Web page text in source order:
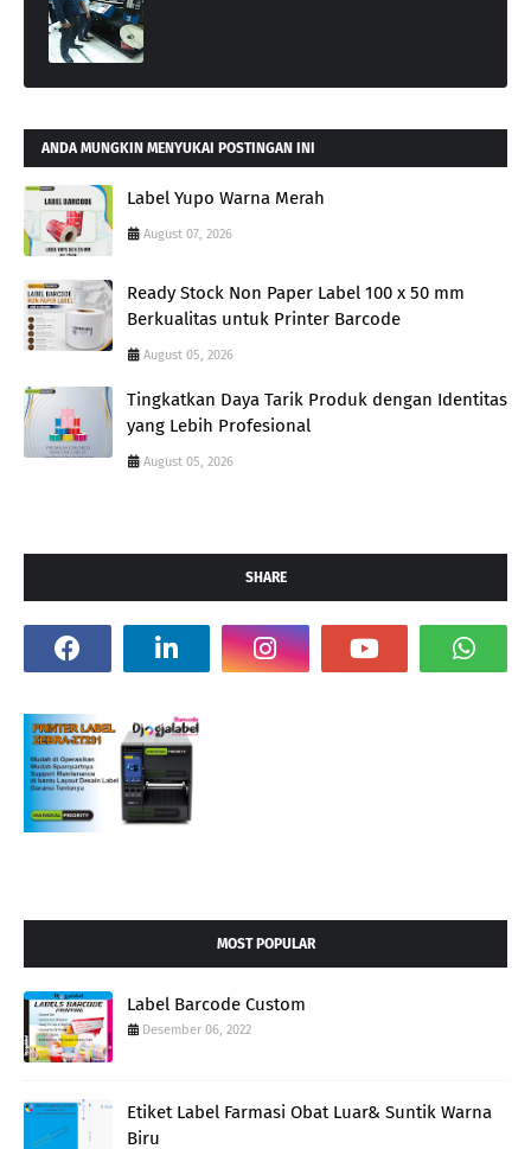
ANDA MUNGKIN MENYUKAI POSTINGAN INI
Label Yupo Warna Merah
August 07, 2026
Ready Stock Non Paper Label 100 x 50 mm
Berkualitas untuk Printer Barcode
August 05, 2026
Tingkatkan Daya Tarik Produk dengan Identitas
yang Lebih Profesional
August 05, 2026
SHARE
MOST POPULAR
Label Barcode Custom
Desember 06, 2022
Etiket Label Farmasi Obat Luar& Suntik Warna
Biru